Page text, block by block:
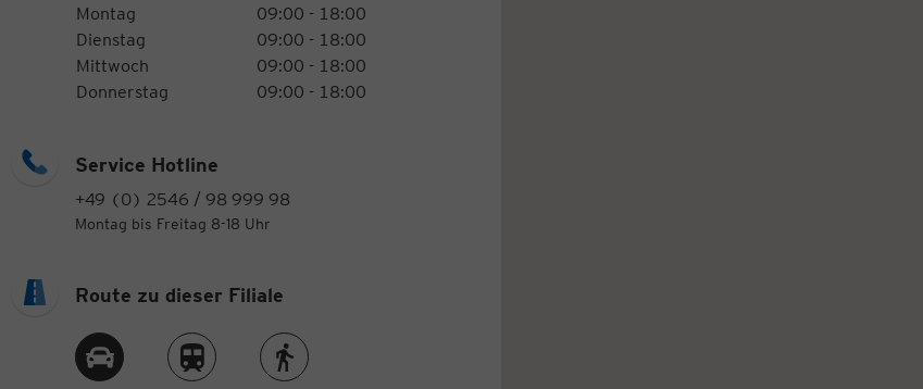
Montag
09:00 - 18:00
Dienstag
09:00 - 18:00
Mittwoch
09:00 - 18:00
Donnerstag
09:00 - 18:00
Service Hotline
+49 (0) 2546 / 98 999 98
Montag bis Freitag 8-18 Uhr
Route zu dieser Filiale
Route per AutoRoute per ZugRoute zu Fuß